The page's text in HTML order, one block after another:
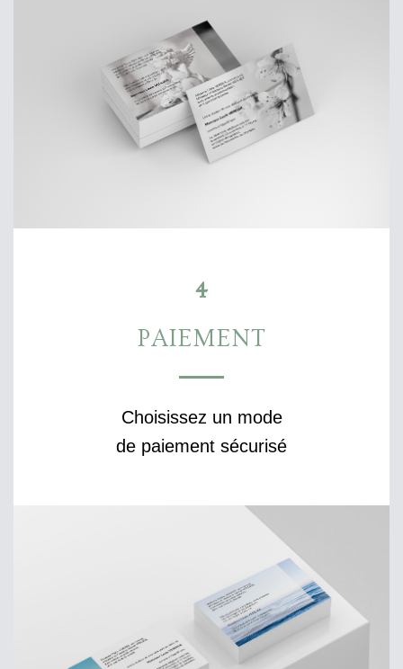
4
PAIEMENT
Choisissez un mode
de paiement sécurisé